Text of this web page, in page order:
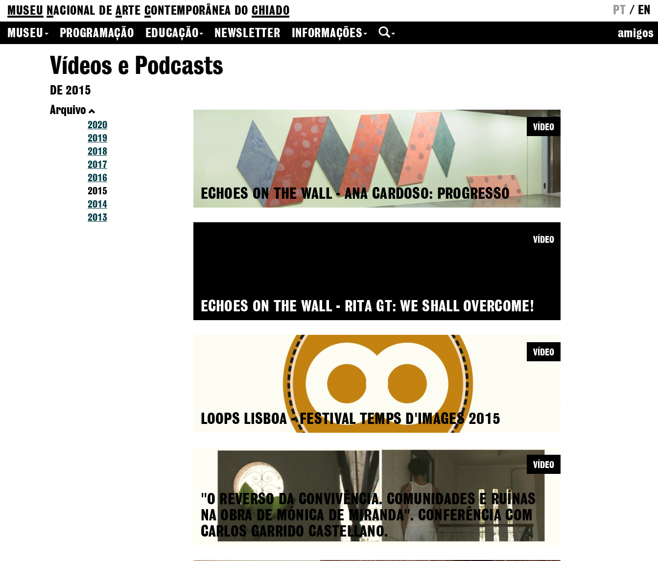
MUSEU NACIONAL DEA RTE CONTEMPORÂNEA DO CHIADO PT / EN
MUSEU
PROGRAMAÇÃO EDUCAÇÃO NEWSLETTER INFORMAÇÕES amigos
Vídeos e Podcasts
DE 2015
Arquivo
2020
2019
2018
2017
2016
2015
2014
2013
ECHOES ON THE WALL - ANA CARDOSO: PROGRESSO
VÍDEO
ECHOES ON THE WALL - RITA GT: WE SHALL OVERCOME!
VÍDEO
LOOPS LISBOA - FESTIVAL TEMPS D'IMAGES 2015
VÍDEO
"O REVERSO DA CONVIVÊNCIA. COMUNIDADES E RUÍNAS
NA OBRA DE MÓNICA DE MIRANDA". CONFERÊNCIA COM
CARLOS GARRIDO CASTELLANO.
VÍDEO